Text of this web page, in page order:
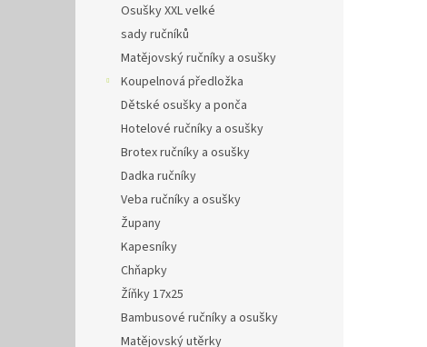
Osušky XXL velké
sady ručníků
Matějovský ručníky a osušky
Koupelnová předložka
Dětské osušky a ponča
Hotelové ručníky a osušky
Brotex ručníky a osušky
Dadka ručníky
Veba ručníky a osušky
Župany
Kapesníky
Chňapky
Žíňky 17x25
Bambusové ručníky a osušky
Matějovský utěrky